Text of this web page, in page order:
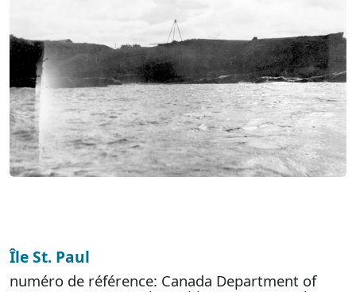
Île St. Paul
numéro de référence: Canada Department of